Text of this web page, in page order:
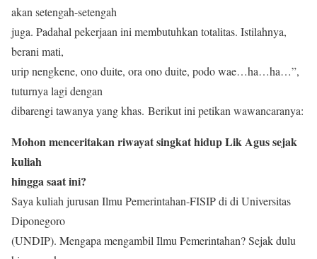
akan setengah-setengah
juga. Padahal pekerjaan ini membutuhkan totalitas. Istilahnya,
berani mati,
urip nengkene, ono duite, ora ono duite, podo wae…ha…ha…”,
tuturnya lagi dengan
dibarengi tawanya yang khas. Berikut ini petikan wawancaranya:
Mohon menceritakan riwayat singkat hidup Lik Agus sejak
kuliah
hingga saat ini?
Saya kuliah jurusan Ilmu Pemerintahan-FISIP di di Universitas
Diponegoro
(UNDIP). Mengapa mengambil Ilmu Pemerintahan? Sejak dulu